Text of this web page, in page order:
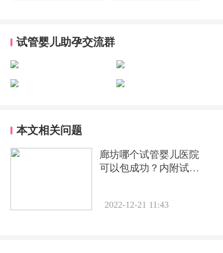
试管婴儿助孕交流群
本文相关问题
廊坊哪个试管婴儿医院
可以包成功？内附试管
2022-12-21 11:43